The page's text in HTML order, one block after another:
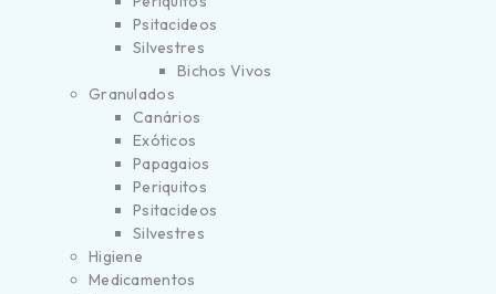
Psitacideos
Silvestres
Bichos Vivos
Granulados
Canários
Exóticos
Papagaios
Periquitos
Psitacideos
Silvestres
Higiene
Medicamentos